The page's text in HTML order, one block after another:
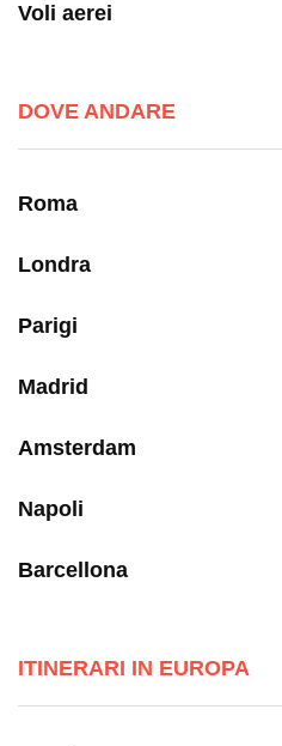
Voli aerei
DOVE ANDARE
Roma
Londra
Parigi
Madrid
Amsterdam
Napoli
Barcellona
ITINERARI IN EUROPA